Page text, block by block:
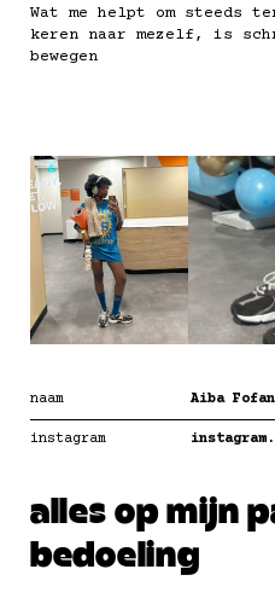
Wat me helpt om steeds
keren naar mezelf, is
bewegen
naam Aiba
instagram
alles op mijn
bedoeling